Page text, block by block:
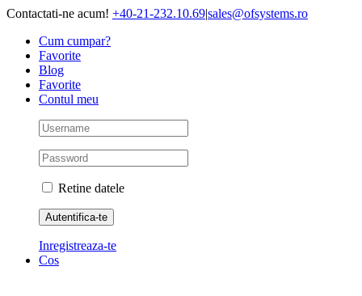
Skip
content
Contactati-ne acum! +40-21-232.10.69|sales@ofsystems.ro
Cum cumpar?
Favorite
Blog
Favorite
Contul meu
Retine datele
Inregistreaza-te
Cos